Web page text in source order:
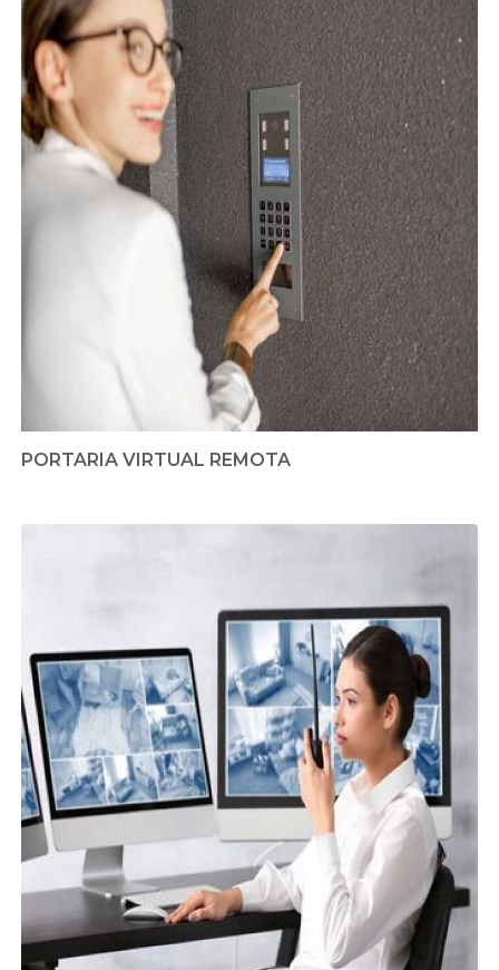
PORTARIA VIRTUAL REMOTA